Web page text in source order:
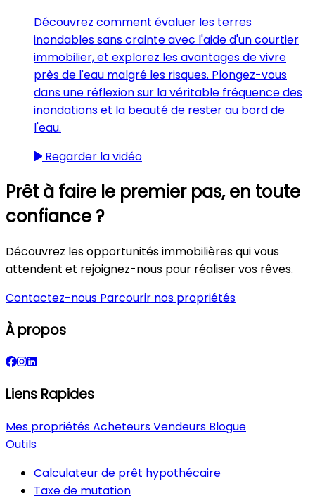
Découvrez comment évaluer les terres
inondables sans crainte avec l'aide d'un courtier
immobilier, et explorez les avantages de vivre
près de l'eau malgré les risques. Plongez-vous
dans une réflexion sur la véritable fréquence des
inondations et la beauté de rester au bord de
l'eau.
Regarder la vidéo
Prêt à faire le premier pas, en toute
confiance ?
Découvrez les opportunités immobilières qui vous
attendent et rejoignez-nous pour réaliser vos rêves.
Contactez-nous Parcourir nos propriétés
À propos
Liens Rapides
Mes propriétésAcheteursVendeurs Blogue
Outils
Calculateur de prêt hypothécaire
Taxe de mutation